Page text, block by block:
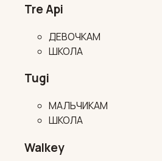
Tre Api
ДЕВОЧКАМ
ШКОЛА
Tugi
МАЛЬЧИКАМ
ШКОЛА
Walkey